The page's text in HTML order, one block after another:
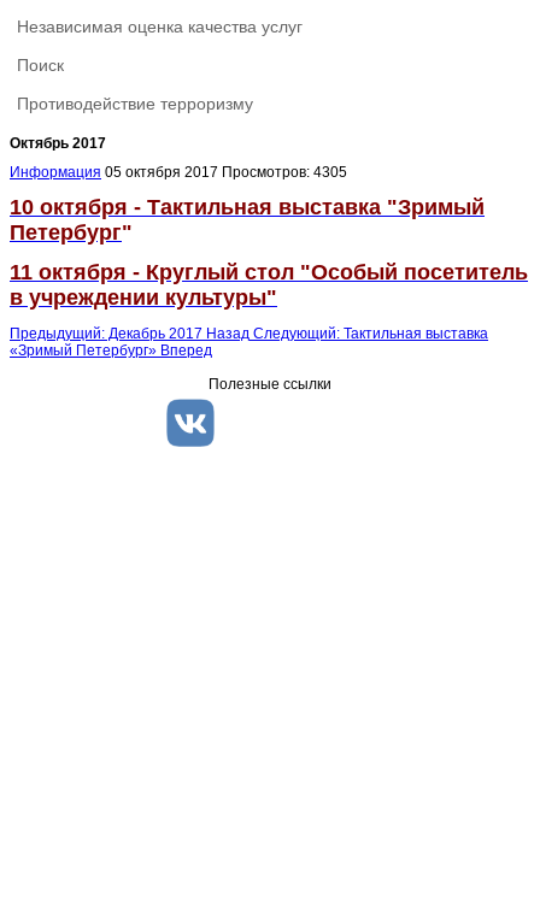
Независимая оценка качества услуг
Поиск
Противодействие терроризму
Октябрь 2017
Информация 05 октября 2017 Просмотров: 4305
10 октября - Тактильная выставка "Зримый
Петербург"
11 октября - Круглый стол "Особый посетитель
в учреждении культуры"
Предыдущий: Декабрь 2017 Назад Следующий: Тактильная выставка
«Зримый Петербург» Вперед
Полезные ссылки